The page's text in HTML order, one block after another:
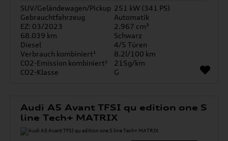
SUV/Geländewagen/Pickup 251 kW (341 PS)
Gebrauchtfahrzeug
Automatik
EZ: 03/2023
2.967 cm³
68.039 km
Schwarz
Diesel
4/5 Türen
Verbrauch kombiniert¹
8.2l/100 km
CO2-Emission kombiniert¹
215g/km
CO2-Klasse
G
Audi A5 Avant TFSI qu edition one S
line Tech+ MATRIX